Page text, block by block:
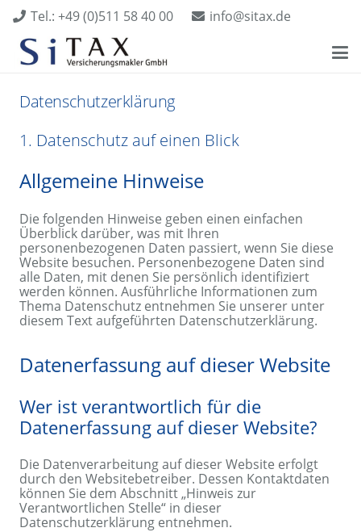
Tel.: +49 (0)511 58 40 00 info@sitax.de
Datenschutz­erklärung
1. Datenschutz auf einen Blick
Allgemeine Hinweise
Die folgenden Hinweise geben einen einfachen
Überblick darüber, was mit Ihren
personenbezogenen Daten passiert, wenn Sie diese
Website besuchen. Personenbezogene Daten sind
alle Daten, mit denen Sie persönlich identifiziert
werden können. Ausführliche Informationen zum
Thema Datenschutz entnehmen Sie unserer unter
diesem Text aufgeführten Datenschutzerklärung.
Datenerfassung auf dieser Website
Wer ist verantwortlich für die
Datenerfassung auf dieser Website?
Die Datenverarbeitung auf dieser Website erfolgt
durch den Websitebetreiber. Dessen Kontaktdaten
können Sie dem Abschnitt „Hinweis zur
Verantwortlichen Stelle“ in dieser
Datenschutzerklärung entnehmen.